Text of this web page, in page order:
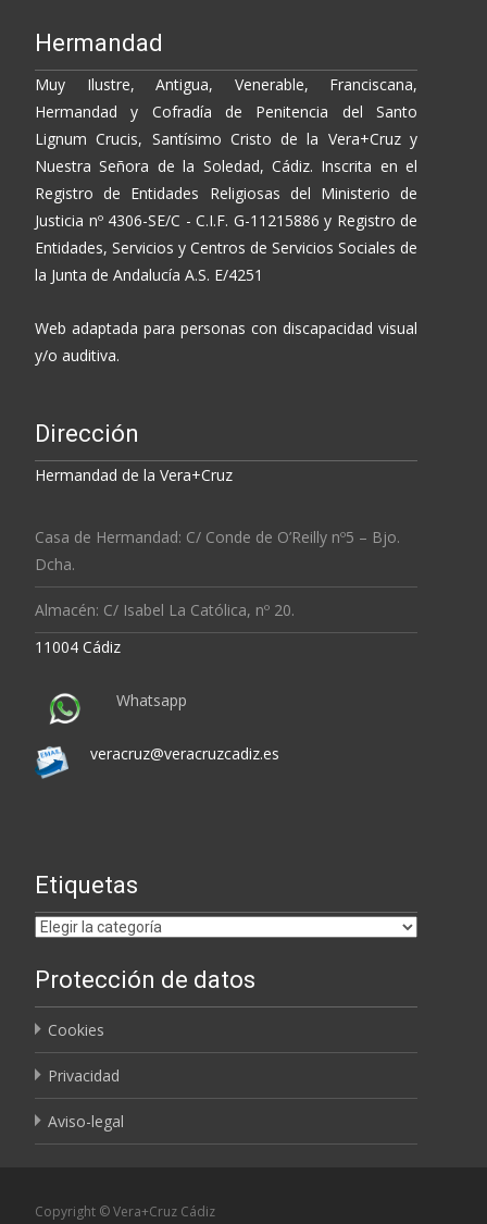
Hermandad
Muy Ilustre, Antigua, Venerable, Franciscana,
Hermandad y Cofradía de Penitencia del Santo
Lignum Crucis, Santísimo Cristo de la Vera+Cruz y
Nuestra Señora de la Soledad, Cádiz. Inscrita en el
Registro de Entidades Religiosas del Ministerio de
Justicia nº 4306-SE/C - C.I.F. G-11215886 y Registro de
Entidades, Servicios y Centros de Servicios Sociales de
la Junta de Andalucía A.S. E/4251
Web adaptada para personas con discapacidad visual
y/o auditiva.
Dirección
Hermandad de la Vera+Cruz
Casa de Hermandad: C/ Conde de O’Reilly nº5 – Bjo.
Dcha.
Almacén: C/ Isabel La Católica, nº 20.
11004 Cádiz
Whatsapp
veracruz@veracruzcadiz.es
Etiquetas
Etiquetas
Protección de datos
Cookies
Privacidad
Aviso-legal
Copyright © Vera+Cruz Cádiz